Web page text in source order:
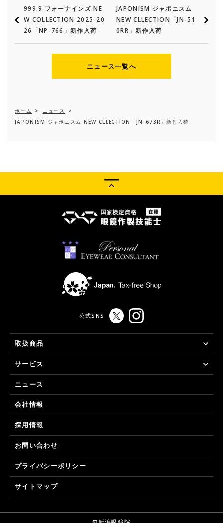
999.9 フォーナインズ NE
W COLLECTION 2025-20
26「NP-766」新作入荷
JAPONISM ジャポニスム
NEW CLLECTION「JN-51
0RR」新作入荷
ニュース一覧へ
ホーム > ニュース
>
JAPONISM ジャポニスム NEW CLLECTION「JN-673R」新作入荷
公式SNS
取扱商品
サービス
ニュース
会社情報
採用情報
お問い合わせ
プライバシーポリシー
サイトマップ